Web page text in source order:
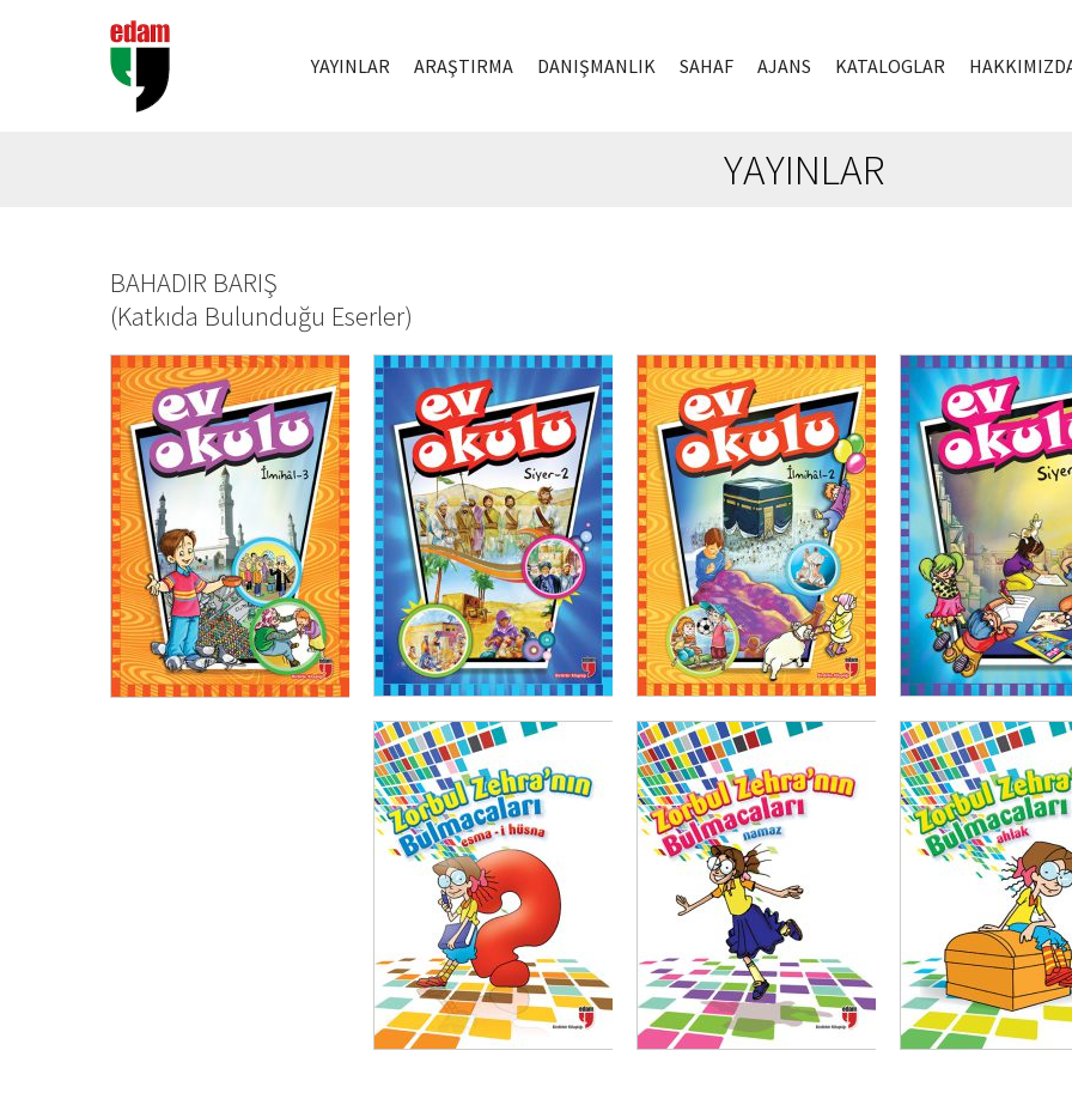
YAYINLAR ARAŞTIRMA DANIŞMANLIK SAHAF AJANS KATALOGLAR
YAYINLAR
BAHADIR BARIŞ
(Katkıda Bulunduğu Eserler)
₺350,00₺262,50 ₺350,00₺262,50 ₺350,00₺262,50 ₺350,00₺
200,00₺150,00 200,00 ₺150,00 200,00₺150,00